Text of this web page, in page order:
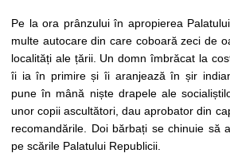
Pe la ora prânzului în apropierea
multe autocare din care coboară zeci de
localități ale țării. Un domn îmbrăcat la
îi ia în primire și îi aranjează în șir
pune în mână niște drapele ale
unor copii ascultători, dau aprobator din
recomandările. Doi bărbați se chinuie să
pe scările Palatului Republicii.